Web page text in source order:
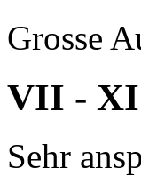
Grosse
VII -
Sehr